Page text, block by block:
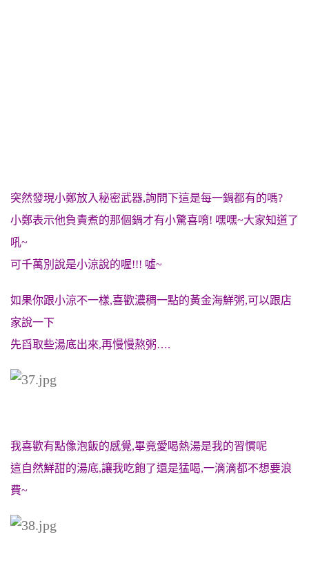
突然發現小鄭放入秘密武器,詢問下這是每一鍋都有的嗎?
小鄭表示他負責煮的那個鍋才有小驚喜唷! 嘿嘿~大家知道了
吼~
可千萬別說是小涼說的喔!!! 噓~
如果你跟小涼不一樣,喜歡濃稠一點的黃金海鮮粥,可以跟店
家說一下
先舀取些湯底出來,再慢慢熬粥….
我喜歡有點像泡飯的感覺,畢竟愛喝熱湯是我的習慣呢
這自然鮮甜的湯底,讓我吃飽了還是猛喝,一滴滴都不想要浪
費~